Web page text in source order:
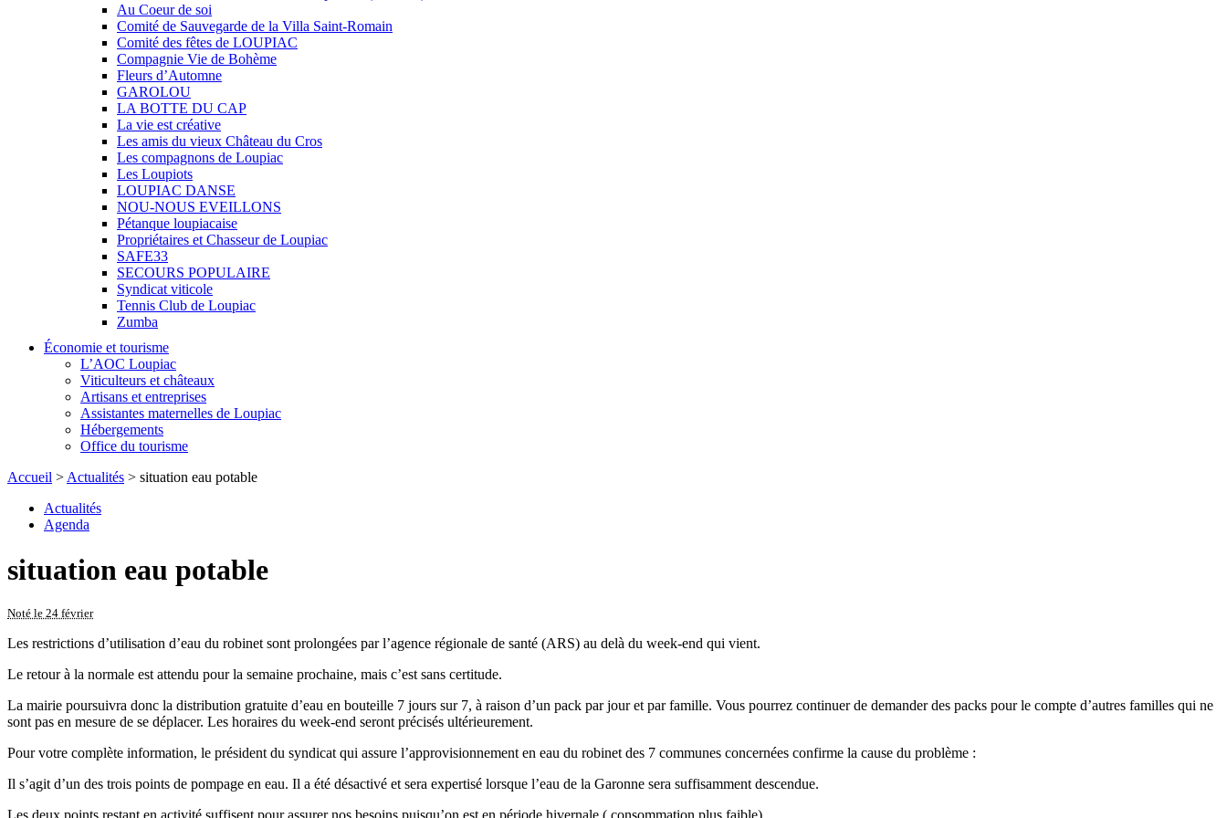
Au Coeur de soi
Comité de Sauvegarde de la Villa Saint-Romain
Comité des fêtes de LOUPIAC
Compagnie Vie de Bohème
Fleurs d’Automne
GAROLOU
LA BOTTE DU CAP
La vie est créative
Les amis du vieux Château du Cros
Les compagnons de Loupiac
Les Loupiots
LOUPIAC DANSE
NOU-NOUS EVEILLONS
Pétanque loupiacaise
Propriétaires et Chasseur de Loupiac
SAFE33
SECOURS POPULAIRE
Syndicat viticole
Tennis Club de Loupiac
Zumba
Économie et tourisme
L’AOC Loupiac
Viticulteurs et châteaux
Artisans et entreprises
Assistantes maternelles de Loupiac
Hébergements
Office du tourisme
Accueil > Actualités > situation eau potable
Actualités
Agenda
situation eau potable
Noté le 24 février
Les restrictions d’utilisation d’eau du robinet sont prolongées par l’agence régionale de santé (ARS) au delà du week-end qui vient.
Le retour à la normale est attendu pour la semaine prochaine, mais c’est sans certitude.
La mairie poursuivra donc la distribution gratuite d’eau en bouteille 7 jours sur 7, à raison d’un pack par jour et par famille. Vous pourrez continuer de demander des packs pour le compte d’autres familles qui ne
sont pas en mesure de se déplacer. Les horaires du week-end seront précisés ultérieurement.
Pour votre complète information, le président du syndicat qui assure l’approvisionnement en eau du robinet des 7 communes concernées confirme la cause du problème :
Il s’agit d’un des trois points de pompage en eau. Il a été désactivé et sera expertisé lorsque l’eau de la Garonne sera suffisamment descendue.